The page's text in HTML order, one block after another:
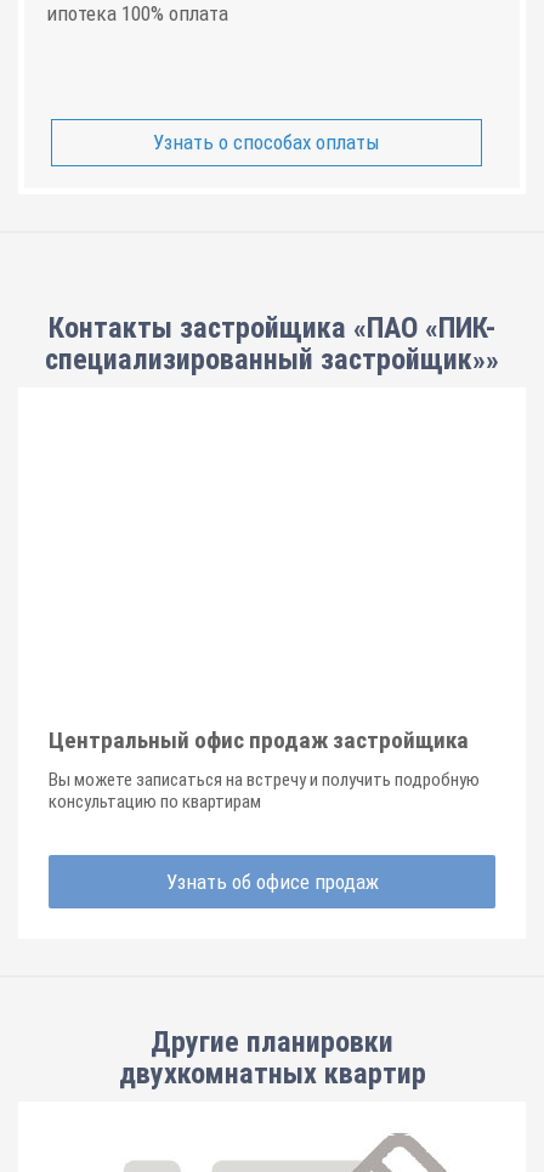
ипотека 100% оплата
Узнать о способах оплаты
Контакты застройщика «ПАО «ПИК-
специализированный застройщик»»
Центральный офис продаж застройщика
Вы можете записаться на встречу и получить подробную
консультацию по квартирам
Узнать об офисе продаж
Другие планировки
двухкомнатных квартир